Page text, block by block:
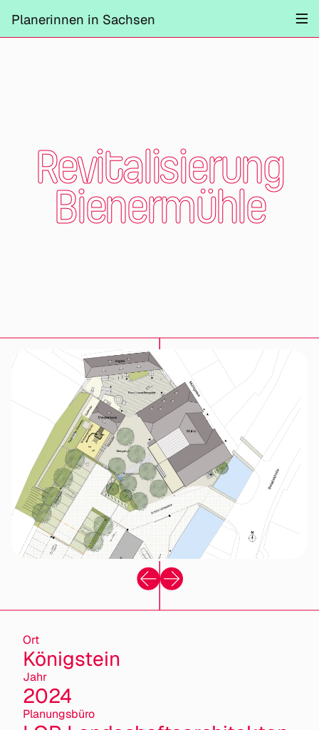
Planerinnen in SachsenInformation
Revitalisierung
Bienermühle
Ort
Königstein
Jahr
2024
Planungsbüro